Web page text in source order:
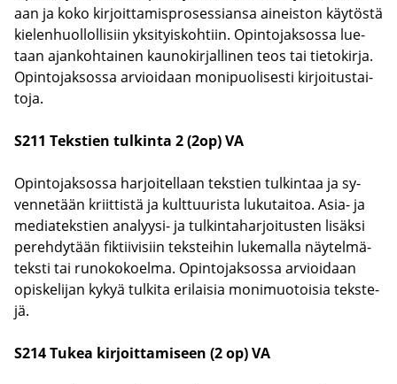
aan ja koko kir­joit­ta­mis­pro­ses­sian­sa ai­neis­ton käy­tös­tä
kie­len­huol­lol­li­siin yk­si­tyis­koh­tiin. Opin­to­jak­sos­sa lue­
taan ajan­koh­tai­nen kau­no­kir­jal­li­nen teos tai tie­to­kir­ja.
Opin­to­jak­sos­sa ar­vioi­daan mo­ni­puo­li­ses­ti kir­joi­tus­tai­
to­ja.
S211 Teks­tien tul­kin­ta 2 (2op) VA
Opin­to­jak­sos­sa har­joi­tel­laan teks­tien tul­kin­taa ja sy­
ven­ne­tään kriit­tis­tä ja kult­tuu­ris­ta lu­ku­tai­toa. Asia- ja
me­dia­teks­tien analyysi-​ ja tul­kin­ta­har­joi­tus­ten li­säk­si
pe­reh­dy­tään fik­tii­vi­siin teks­tei­hin lu­ke­mal­la näy­tel­mä­
teks­ti tai ru­no­ko­koel­ma. Opin­to­jak­sos­sa ar­vioi­daan
opis­ke­li­jan kykyä tul­ki­ta eri­lai­sia mo­ni­muo­toi­sia teks­te­
jä.
S214 Tukea kir­joit­ta­mi­seen (2 op) VA